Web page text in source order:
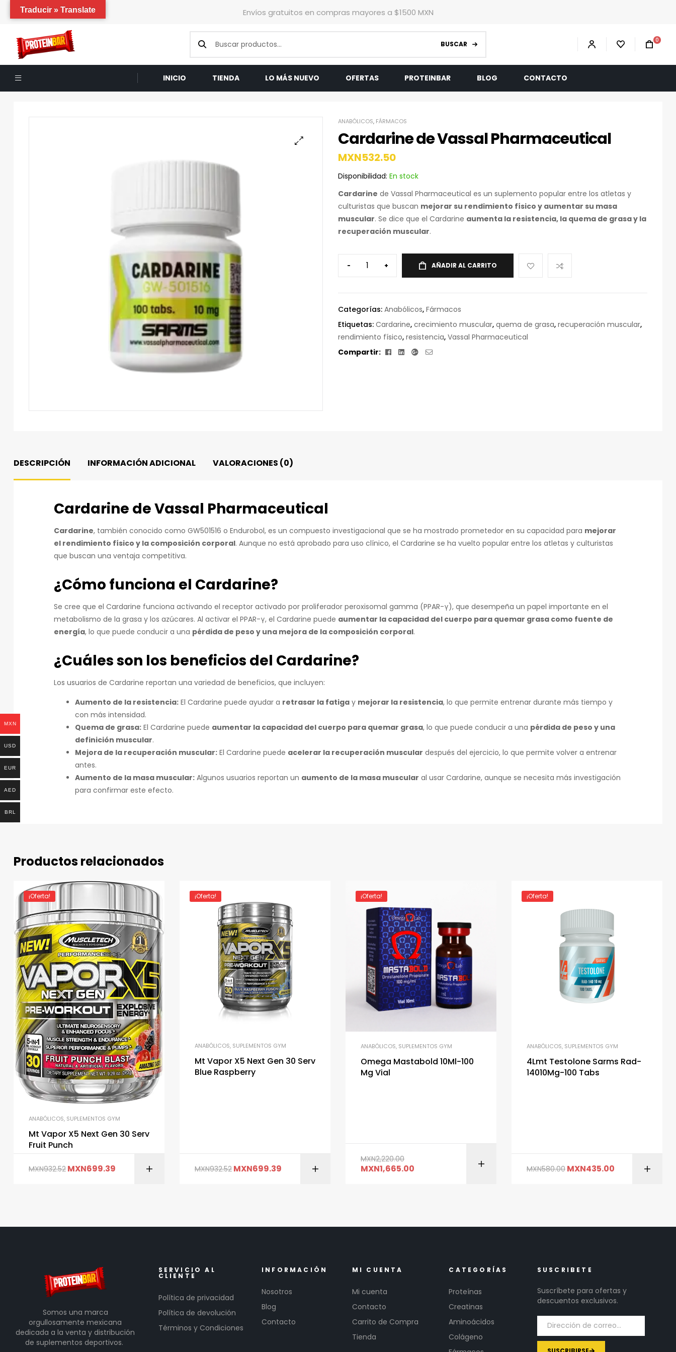
Envíos gratuitos en compras mayores a $1500 MXN
BUSCAR 0
INICIO TIENDA LO MÁS NUEVO OFERTAS PROTEINBAR BLOG CONTACTO
ANABÓLICOS, FÁRMACOS
Cardarine de Vassal Pharmaceutical
MXN532.50
Disponibilidad: En stock
Cardarine de Vassal Pharmaceutical es un suplemento popular entre los atletas y
culturistas que buscan mejorar su rendimiento físico y aumentar su masa
muscular. Se dice que el Cardarine aumenta la resistencia, la quema de grasa y la
recuperación muscular.
- + AÑADIR AL CARRITO
Categorías: Anabólicos, Fármacos
Etiquetas: Cardarine, crecimiento muscular, quema de grasa, recuperación muscular,
rendimiento físico, resistencia, Vassal Pharmaceutical
Compartir:
Facebook
LinkedinGoogle+
Correo
DESCRIPCIÓN INFORMACIÓN ADICIONAL VALORACIONES (0)
Cardarine de Vassal Pharmaceutical
Cardarine, también conocido como GW501516 o Endurobol, es un compuesto investigacional que se ha mostrado prometedor en su capacidad para mejorar
el rendimiento físico y la composición corporal. Aunque no está aprobado para uso clínico, el Cardarine se ha vuelto popular entre los atletas y culturistas
que buscan una ventaja competitiva.
¿Cómo funciona el Cardarine?
Se cree que el Cardarine funciona activando el receptor activado por proliferador peroxisomal gamma (PPAR-γ), que desempeña un papel importante en el
metabolismo de la grasa y los azúcares. Al activar el PPAR-γ, el Cardarine puede aumentar la capacidad del cuerpo para quemar grasa como fuente de
energía, lo que puede conducir a una pérdida de peso y una mejora de la composición corporal.
¿Cuáles son los beneficios del Cardarine?
Los usuarios de Cardarine reportan una variedad de beneficios, que incluyen:
Aumento de la resistencia: El Cardarine puede ayudar a retrasar la fatiga y mejorar la resistencia, lo que permite entrenar durante más tiempo y
con más intensidad.
Quema de grasa: El Cardarine puede aumentar la capacidad del cuerpo para quemar grasa, lo que puede conducir a una pérdida de peso y una
definición muscular.
Mejora de la recuperación muscular: El Cardarine puede acelerar la recuperación muscular después del ejercicio, lo que permite volver a entrenar
antes.
Aumento de la masa muscular: Algunos usuarios reportan un aumento de la masa muscular al usar Cardarine, aunque se necesita más investigación
para confirmar este efecto.
Productos relacionados
¡Oferta!
ANABÓLICOS, SUPLEMENTOS GYM
Mt Vapor X5 Next Gen 30 Serv
Fruit Punch
MXN932.52 MXN699.39 AÑADIR AL CARRITO
¡Oferta!
ANABÓLICOS, SUPLEMENTOS GYM
Mt Vapor X5 Next Gen 30 Serv
Blue Raspberry
MXN932.52 MXN699.39 AÑADIR AL CARRITO
¡Oferta!
ANABÓLICOS, SUPLEMENTOS GYM
Omega Mastabold 10Ml-100
Mg Vial
MXN2,220.00
MXN1,665.00 AÑADIR AL CARRITO
¡Oferta!
ANABÓLICOS, SUPLEMENTOS GYM
4Lmt Testolone Sarms Rad-
14010Mg-100 Tabs
MXN580.00 MXN435.00
Somos una marca
orgullosamente mexicana
dedicada a la venta y distribución
de suplementos deportivos.
SERVICIO AL
CLIENTE
Política de privacidad
Política de devolución
Términos y Condiciones
INFORMACIÓN
Nosotros
Blog
Contacto
MI CUENTA
Mi cuenta
Contacto
Carrito de Compra
Tienda
CATEGORÍAS
Proteínas
Creatinas
Aminoácidos
Colágeno
SUSCRIBETE
Suscríbete para ofertas y
descuentos exclusivos.
Traducir » Translate
MXN
USD
EUR
AED
BRL